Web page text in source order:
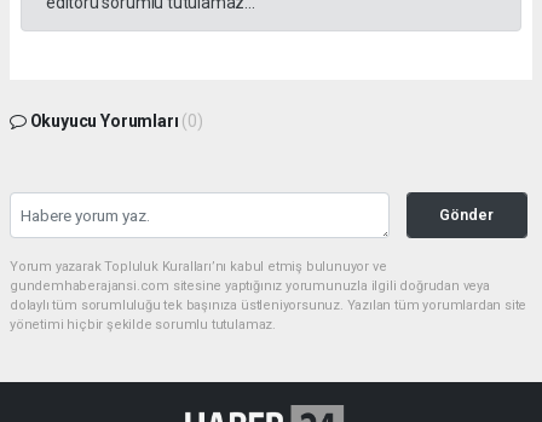
Okuyucu Yorumları (0)
Gönder
Yorum yazarak Topluluk Kuralları’nı kabul etmiş bulunuyor ve
gundemhaberajansi.com sitesine yaptığınız yorumunuzla ilgili doğrudan veya
dolaylı tüm sorumluluğu tek başınıza üstleniyorsunuz. Yazılan tüm yorumlardan site
yönetimi hiçbir şekilde sorumlu tutulamaz.